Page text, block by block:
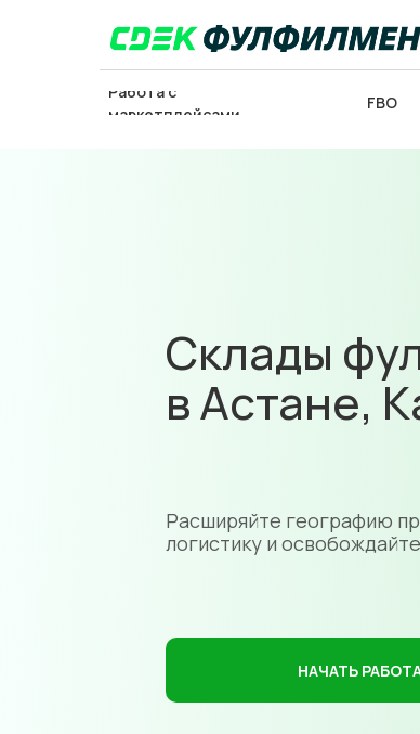
FBO
Работа с
маркетплейсами
Склады
в Астане,
Расширяйте географию
логистику и
НАЧАТЬ